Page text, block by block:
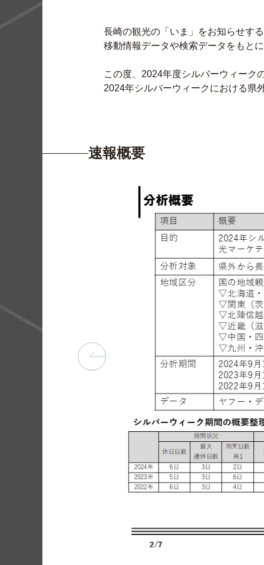
長崎の観光の「いま」をお知らせす
移動情報データや検索データをもと
この度、2024年度シルバーウィー
2024年シルバーウィークにおける県
速報概要